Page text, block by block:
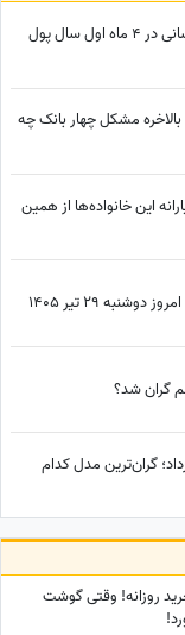
انتقام سخت بورس از تمام بازارها؛ چه کسانی در 4 ماه اول سال پول
بالاخره مشکل چهار بانک چه
این خانواده‌ها از همین
29 تیر 1405
گران شد؟
قیمت خودروهای سایپا امروز 18 مرداد؛ گران‌ترین مدل کدام
روزانه! وقتی گوشت